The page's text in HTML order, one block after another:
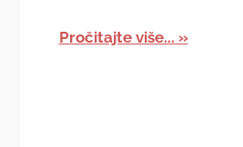
Pročitajte više...